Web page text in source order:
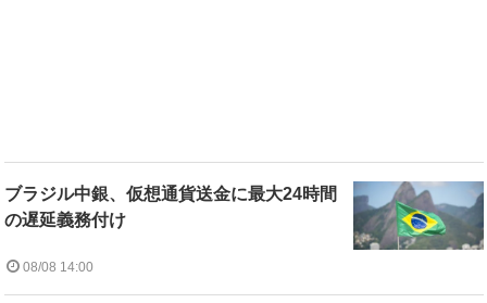
ブラジル中銀、仮想通貨送金に最大24時間
の遅延義務付け
08/08 14:00